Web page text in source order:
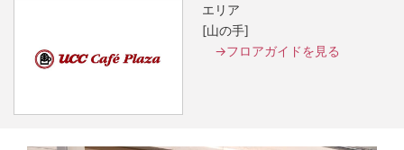
エリア
[山の手]
→フロアガイドを見る